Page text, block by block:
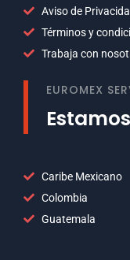
Aviso de
Términos y
Trabaja con
EUROMEX
Caribe Mexicano
Colombia
Guatemala